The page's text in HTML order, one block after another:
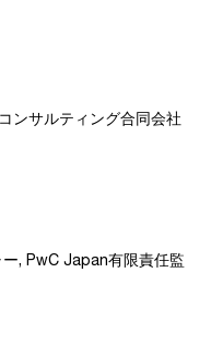
ンサルティング合同会社
, PwC Japan有限責任監